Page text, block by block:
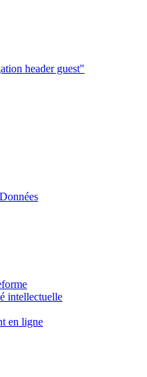
header guest"
intellectuelle
en ligne